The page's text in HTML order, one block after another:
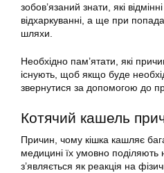
зобов’язаний знати, які
відхаркуванні, а ще при
шляхи.
Необхідно пам’ятати, які
існують, щоб якщо буде
звернутися за допомогою до
Котячий кашель
Причин, чому кішка кашляє
медицині їх умовно
з’являється як реакція на